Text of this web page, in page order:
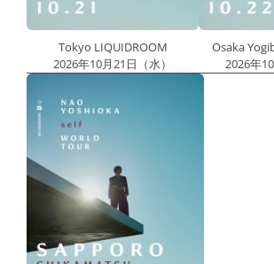
Tokyo LIQUIDROOM
2026年10月21日（水）
Osaka
2026年